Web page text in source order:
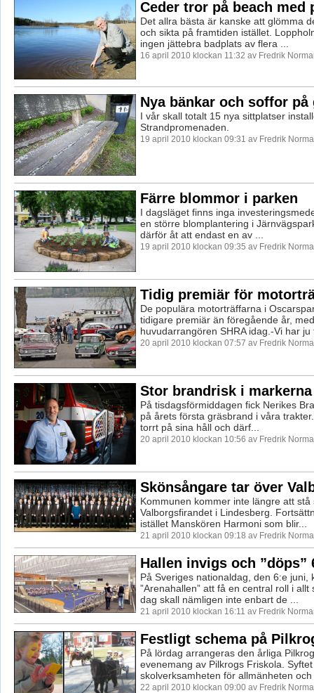
Ceder tror på beach med
Det allra bästa är kanske att glömma
och sikta på framtiden istället.
ingen jättebra badplats av flera ...
16 april 2010 klockan 11:32 av Fredrik
Nya bänkar och soffor på
I vår skall totalt 15 nya sittplatser
Strandpromenaden.
19 april 2010 klockan 09:31 av Fredrik
Färre blommor i parken
I dagsläget finns inga
en större blomplantering i
därför åt att endast en av ...
19 april 2010 klockan 09:35 av Fredrik
Tidig premiär för
De populära motorträffarna i
tidigare premiär än föregående år,
huvudarrangören SHRA idag.-Vi har ju
20 april 2010 klockan 07:57 av Fredrik
Stor brandrisk i markerna
På tisdagsförmiddagen fick Nerikes
på årets första gräsbrand i våra
torrt på sina håll och därf...
20 april 2010 klockan 10:56 av Fredrik
Skönsångare tar över
Kommunen kommer inte längre att
Valborgsfirandet i Lindesberg.
istället Manskören Harmoni som blir...
21 april 2010 klockan 09:18 av Fredrik
Hallen invigs och ”döps”
På Sveriges nationaldag, den 6:e juni,
”Arenahallen” att få en central roll i allt
dag skall nämligen inte enbart de ...
21 april 2010 klockan 16:11 av Fredrik
Festligt schema på
På lördag arrangeras den årliga
evenemang av Pilkrogs Friskola.
skolverksamheten för allmänheten och
22 april 2010 klockan 09:00 av Fredrik